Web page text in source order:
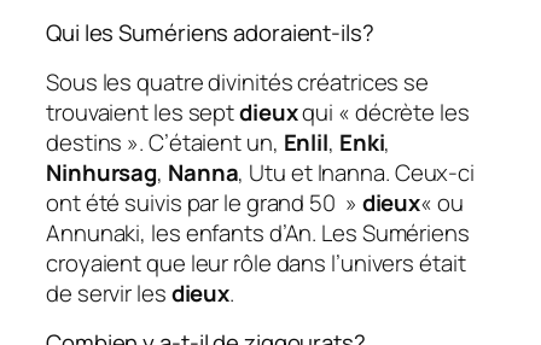
Qui les Sumériens adoraient-ils?
Sous les quatre divinités créatrices se
trouvaient les septdieuxqui « décrète les
destins ». C’étaient un, Enlil, Enki,
Ninhursag, Nanna, Utu et Inanna. Ceux-ci
ont été suivis par le grand 50 » dieux« ou
Annunaki, les enfants d’An. Les Sumériens
croyaient que leur rôle dans l’univers était
de servir lesdieux.